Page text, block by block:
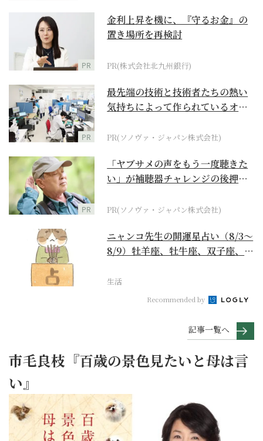
PR
金利上昇を機に、『守るお金』の
置き場所を再検討
PR(株式会社北九州銀行)
PR
最先端の技術と技術者たちの熱い
気持ちによって作られているオー
PR(ソノヴァ・ジャパン株式会社)
PR
「ヤブサメの声をもう一度聴きた
い」が補聴器チャレンジの後押し
PR(ソノヴァ・ジャパン株式会社)
ニャンコ先生の開運星占い（8/3～
8/9）牡羊座、牡牛座、双子座、蟹
生活
Recommended by
記事一覧へ
市毛良枝『百歳の景色見たいと母は言
い』